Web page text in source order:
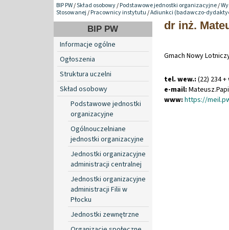
BIP PW/Skład osobowy/Podstawowe jednostki organizacyjne/
Stosowanej/Pracownicy instytutu/Adiunkci (badawczo-
BIP PW
Informacje ogólne
Ogłoszenia
Struktura uczelni
Skład osobowy
Podstawowe jednostki
organizacyjne
Ogólnouczelniane
jednostki organizacyjne
Jednostki organizacyjne
administracji centralnej
Jednostki organizacyjne
administracji Filii w
Płocku
Jednostki zewnętrzne
dr inż.
Gmach Nowy
tel. wew.: (22) 234
e-mail: Mateusz.
www: https://